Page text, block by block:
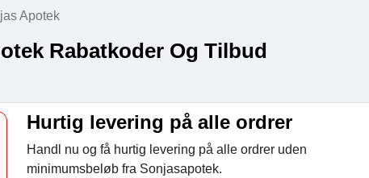
Apotek
Rabatkoder Og Tilbud
Hurtig levering på alle ordrer
Handl nu og få hurtig levering på alle ordrer uden
minimumsbeløb fra Sonjasapotek.